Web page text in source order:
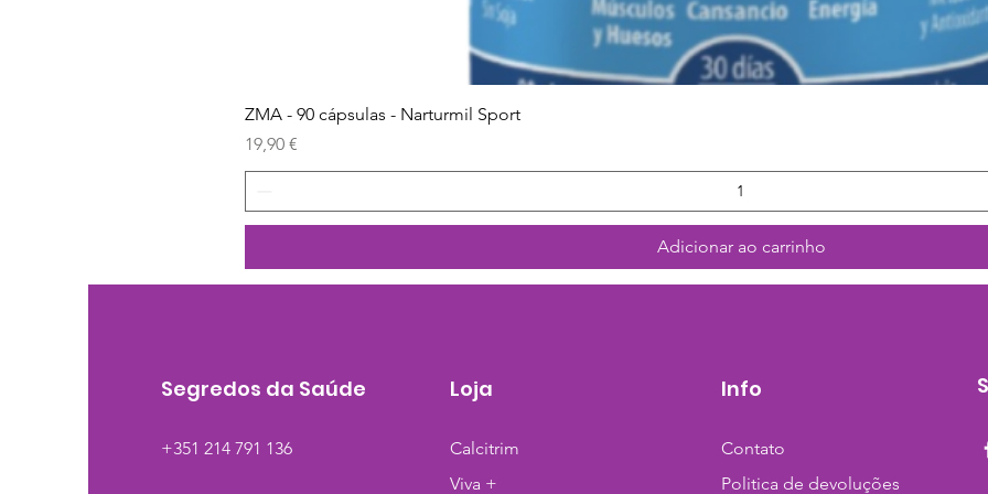
ZMA - 90 cápsulas - Narturmil Sport
Preço
19,90 €
Adicionar ao carrinho
Segredos da Saúde
+351 214 791 136
Loja
Calcitrim
Viva +
Info
Contato
Politica de devoluções